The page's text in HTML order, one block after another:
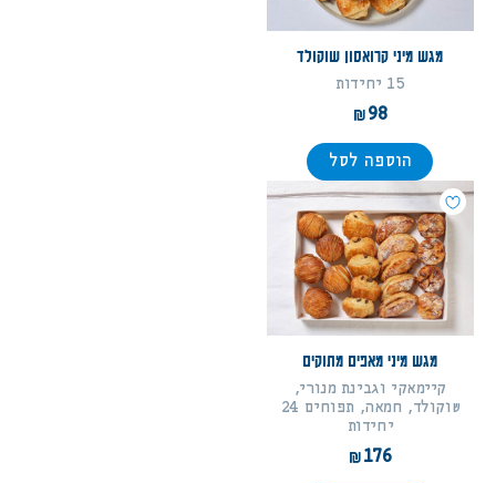
מגש מיני קרואסון שוקולד
15 יחידות
98
הוספה לסל
מגש מיני מאפים מתוקים
קיימאקי וגבינת מנורי,
שוקולד, חמאה, תפוחים 24
יחידות
176